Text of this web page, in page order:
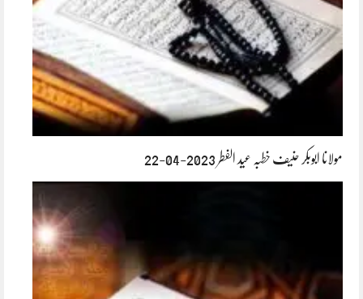
مولانا ابوبکر حنیف خطبہ عید الفطر 2023-04-22